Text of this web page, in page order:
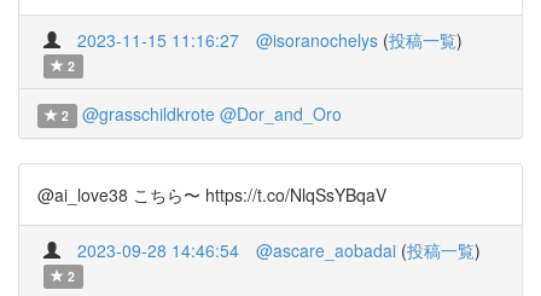
2023-11-15 11:16:27 @isoranochelys (投稿一覧)
2
2 @grasschildkrote @Dor_and_Oro
@ai_love38 こちら〜 https://t.co/NlqSsYBqaV
2023-09-28 14:46:54 @ascare_aobadai (投稿一覧)
2